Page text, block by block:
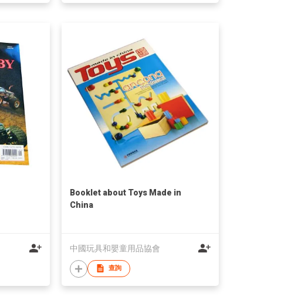
Booklet about Toys Made in
China
中國玩具和嬰童用品協會
查詢